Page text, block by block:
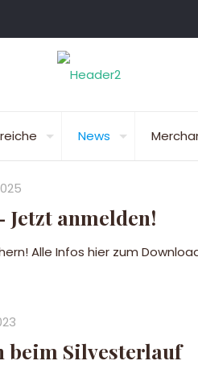
News
anmelden!
Alle Infos hier zum
beim Silvesterlauf